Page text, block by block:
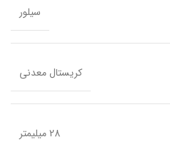
سیلور
کریستال معدنی
28 میلیمتر